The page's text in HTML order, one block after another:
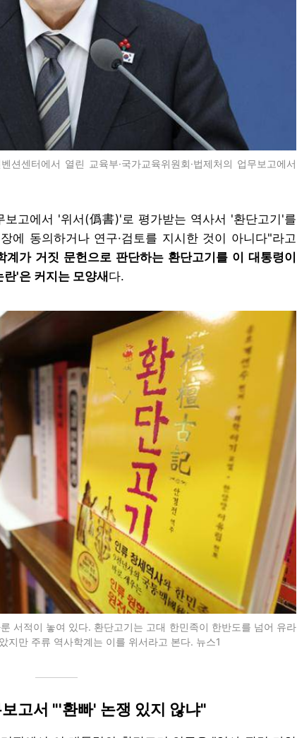
션센터에서 열린 교육부·국가교육위원회·법제처의 업무보고에서
고에서 '위서(僞書)'로 평가받는 역사서 '환단고기'를
에 동의하거나 연구·검토를 지시한 것이 아니다"라고
계가 거짓 문헌으로 판단하는 환단고기를 이 대통령이
'은 커지는 모양새 다.
서적이 놓여 있다. 환단고기는 고대 한민족이 한반도를 넘어 유라
지만 주류 역사학계는 이를 위서라고 본다. 뉴스1
고서 "'환빠' 논쟁 있지 않냐"